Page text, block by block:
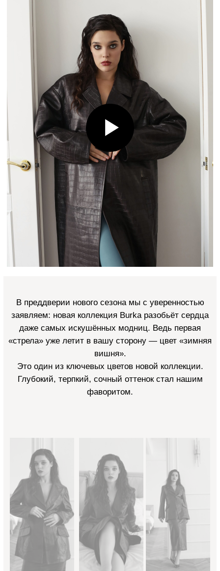
В преддверии нового сезона мы уверенно заявляем:
новая коллекция Burka разобьет даже самые
искушенные модой сердца. Ведь первая «стрела»
уже летит в вашу сторону - цвет зимняя вишня.
Это один из ключевых цветов новой коллекции.
Глубокий, терпкий, сочный оттенок уверенно стал
нашим фаворитом.